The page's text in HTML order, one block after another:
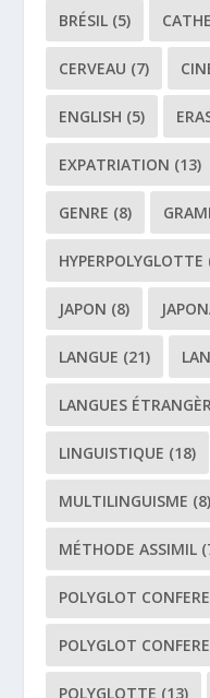
BRÉSIL (5)
CERVEAU (7)
ENGLISH (5)
EXPATRIATION (13)
GENRE (8)
HYPERPOLYGLOTTE
JAPON (8)
LANGUE (21)
LANGUES
LINGUISTIQUE (18)
MULTILINGUISME (8)
MÉTHODE ASSIMIL
POLYGLOT
POLYGLOT
POLYGLOTTE (13)